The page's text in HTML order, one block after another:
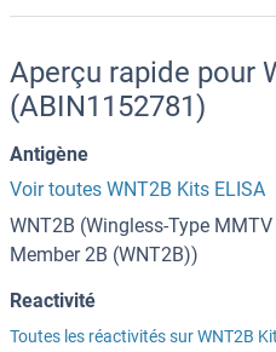
Aperçu rapide pour
(ABIN1152781)
Antigène
Voir toutes WNT2B Kits ELISA
WNT2B (Wingless-Type
Member 2B (WNT2B))
Reactivité
Toutes les réactivités sur WNT2B